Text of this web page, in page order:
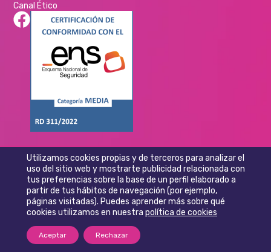
Canal Ético
Utilizamos cookies propias y de terceros para analizar el
uso del sitio web y mostrarte publicidad relacionada con
tus preferencias sobre la base de un perfil elaborado a
partir de tus hábitos de navegación (por ejemplo,
páginas visitadas). Puedes aprender más sobre qué
cookies utilizamos en nuestra política de cookies
Aceptar Rechazar